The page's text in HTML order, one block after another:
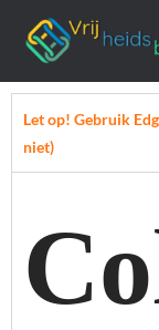
Let op! Gebruik
niet)